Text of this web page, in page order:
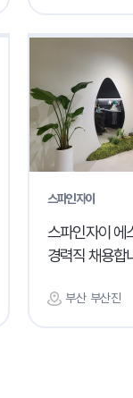
스파인자이
스파인자이 에
경력직 채용합
부산 부산진